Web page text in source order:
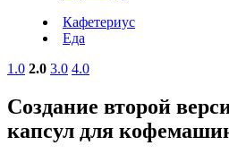
Кафетериус
Еда
1.0 2.0 3.0 4.0
Создание второй
капсул для